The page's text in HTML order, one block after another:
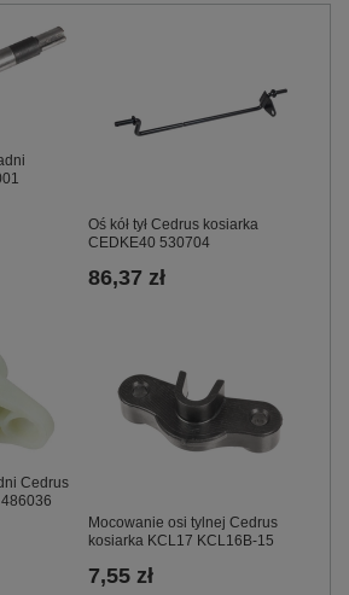
Oś kół tył Cedrus kosiarka
CEDKE40 530704
86,37 zł
Cedrus
Mocowanie osi tylnej Cedrus
kosiarka KCL17 KCL16B-15
7,55 zł